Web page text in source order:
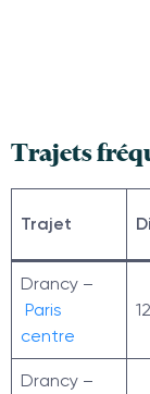
Trajets
Trajet
Drancy –
Paris
centre
Drancy –